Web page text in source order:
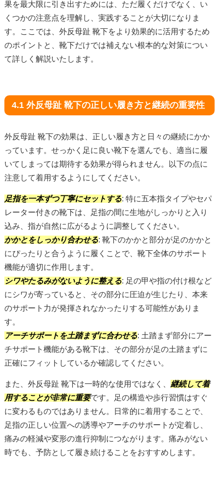
果を最大限に引き出すためには、ただ履くだけでなく、い
くつかの注意点を理解し、実践することが大切になりま
す。ここでは、外反母趾 靴下をより効果的に活用するため
のポイントと、靴下だけでは補えない根本的な対策につい
て詳しく解説いたします。
4.1 外反母趾 靴下の正しい履き方と継続の重要性
外反母趾 靴下の効果は、正しい履き方と日々の継続にかか
っています。せっかく足に良い靴下を選んでも、適当に履
いてしまっては期待する効果が得られません。以下の点に
注意して着用するようにしてください。
足指を一本ずつ丁寧にセットする: 特に五本指タイプやセパ
レーター付きの靴下は、足指の間に生地がしっかりと入り
込み、指が自然に広がるように調整してください。
かかとをしっかり合わせる: 靴下のかかと部分が足のかかと
にぴったりと合うように履くことで、靴下全体のサポート
機能が適切に作用します。
シワやたるみがないように整える: 足の甲や指の付け根など
にシワが寄っていると、その部分に圧迫が生じたり、本来
のサポート力が発揮されなかったりする可能性がありま
す。
アーチサポートを土踏まずに合わせる: 土踏まず部分にアー
チサポート機能がある靴下は、その部分が足の土踏まずに
正確にフィットしているか確認してください。
また、外反母趾 靴下は一時的な使用ではなく、 継続して着
用することが非常に重要です。足の構造や歩行習慣はすぐ
に変わるものではありません。日常的に着用することで、
足指の正しい位置への誘導やアーチのサポートが定着し、
痛みの軽減や変形の進行抑制につながります。痛みがない
時でも、予防として履き続けることをおすすめします。